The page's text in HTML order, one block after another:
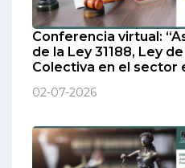
Conferencia virtual:
de la Ley 31188, Ley
Colectiva en el sector
02-07-2026